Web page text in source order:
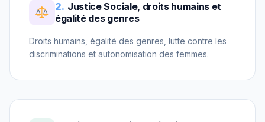
2. Justice Sociale, droits humains et
égalité des genres
Droits humains, égalité des genres, lutte contre les
discriminations et autonomisation des femmes.